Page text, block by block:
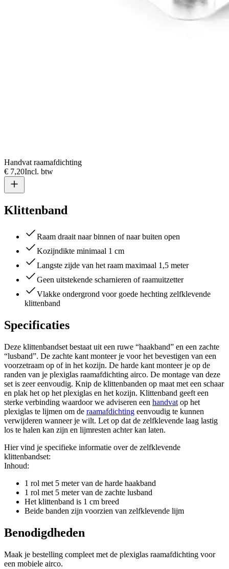
Handvat raamafdichting
€ 7,20Incl. btw
Klittenband
Raam draait naar binnen of naar buiten open
Kozijndikte minimaal 1 cm
Langste zijde van het raam maximaal 1,5 meter
Geen uitstekende scharnieren of raamuitzetter
Vlakke ondergrond voor goede hechting zelfklevende
klittenband
Specificaties
Deze klittenbandset bestaat uit een ruwe “haakband” en een zachte
“lusband”. De zachte kant monteer je voor het bevestigen van een
voorzetraam op of in het kozijn. De harde kant monteer je op de
randen van je plexiglas raamafdichting airco. De montage van deze
set is zeer eenvoudig. Knip de klittenbanden op maat met een schaar
en plak het op het plexiglas en het kozijn. Klittenband geeft een
sterke verbinding waardoor we adviseren een handvat op het
plexiglas te lijmen om de raamafdichting eenvoudig te kunnen
verwijderen wanneer je wilt. Let op dat de zelfklevende laag lastig
los te halen kan zijn en lijmresten achter kan laten.
Hier vind je specifieke informatie over de zelfklevende
klittenbandset:
Inhoud:
1 rol met 5 meter van de harde haakband
1 rol met 5 meter van de zachte lusband
Het klittenband is 1 cm breed
Beide banden zijn voorzien van zelfklevende lijm
Benodigdheden
Maak je bestelling compleet met de plexiglas raamafdichting voor
een mobiele airco.